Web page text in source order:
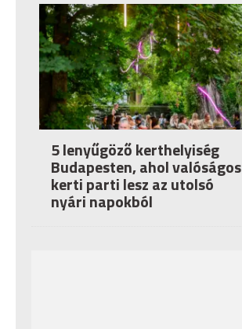
5 lenyűgöző kerthelyiség
Budapesten, ahol valóságos
kerti parti lesz az utolsó
nyári napokból